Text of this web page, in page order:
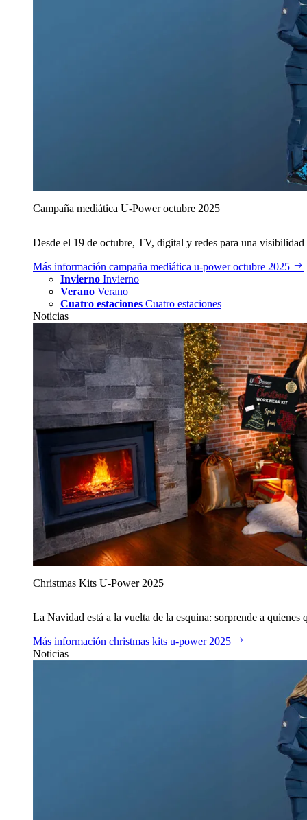
Campaña mediática U‑Power octubre 2025
Desde el 19 de octubre, TV, digital y redes para una
Más información campaña mediática u‑power octubre 2025
Invierno Invierno
Verano Verano
Cuatro estaciones Cuatro estaciones
Noticias
Christmas Kits U‑Power 2025
La Navidad está a la vuelta de la esquina: sorprende a
Más información christmas kits u‑power 2025
Noticias